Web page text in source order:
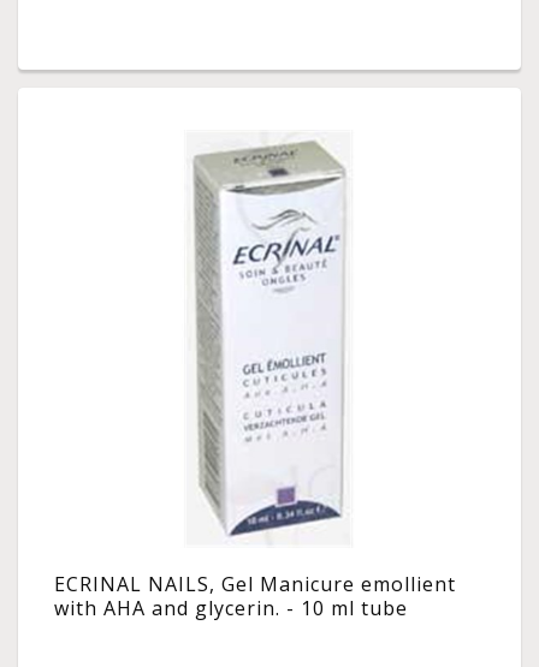
ECRINAL NAILS, Gel Manicure emollient
with AHA and glycerin. - 10 ml tube